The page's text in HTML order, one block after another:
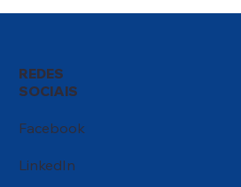
REDES
SOCIAIS
Facebook
LinkedIn